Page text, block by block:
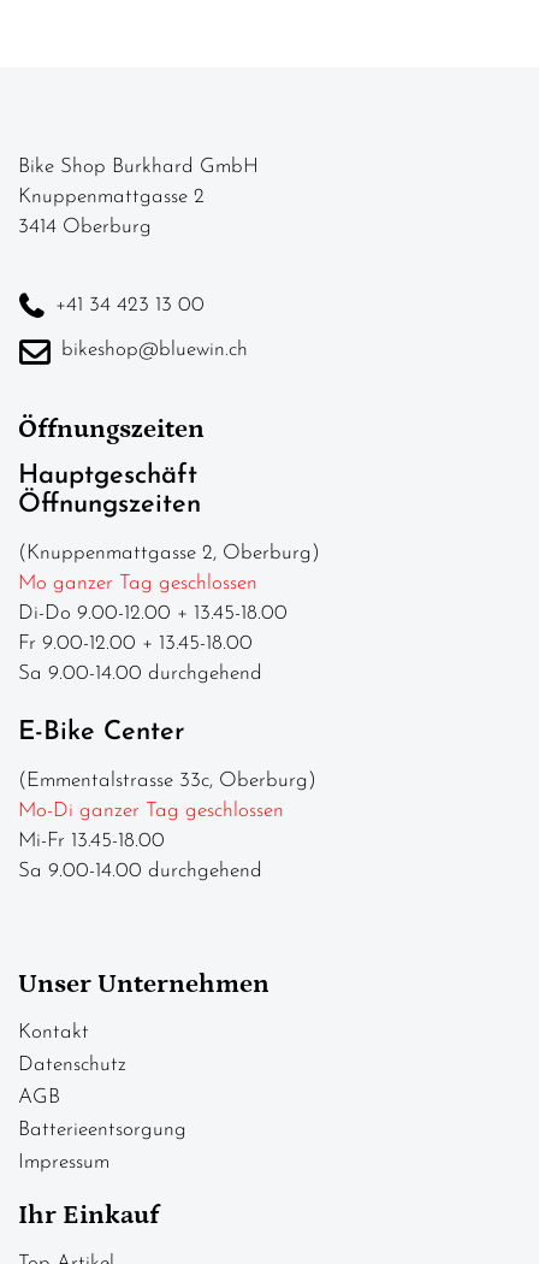
Bike Shop Burkhard GmbH
Knuppenmattgasse 2
3414 Oberburg
+41 34 423 13 00
bikeshop@bluewin.ch
Öffnungszeiten
Hauptgeschäft
Öffnungszeiten
(Knuppenmattgasse 2, Oberburg)
Mo ganzer Tag geschlossen
Di-Do 9.00-12.00 + 13.45-18.00
Fr 9.00-12.00 + 13.45-18.00
Sa 9.00-14.00 durchgehend
E-Bike Center
(Emmentalstrasse 33c, Oberburg)
Mo-Di ganzer Tag geschlossen
Mi-Fr 13.45-18.00
Sa 9.00-14.00 durchgehend
Unser Unternehmen
Kontakt
Datenschutz
AGB
Batterieentsorgung
Impressum
Ihr Einkauf